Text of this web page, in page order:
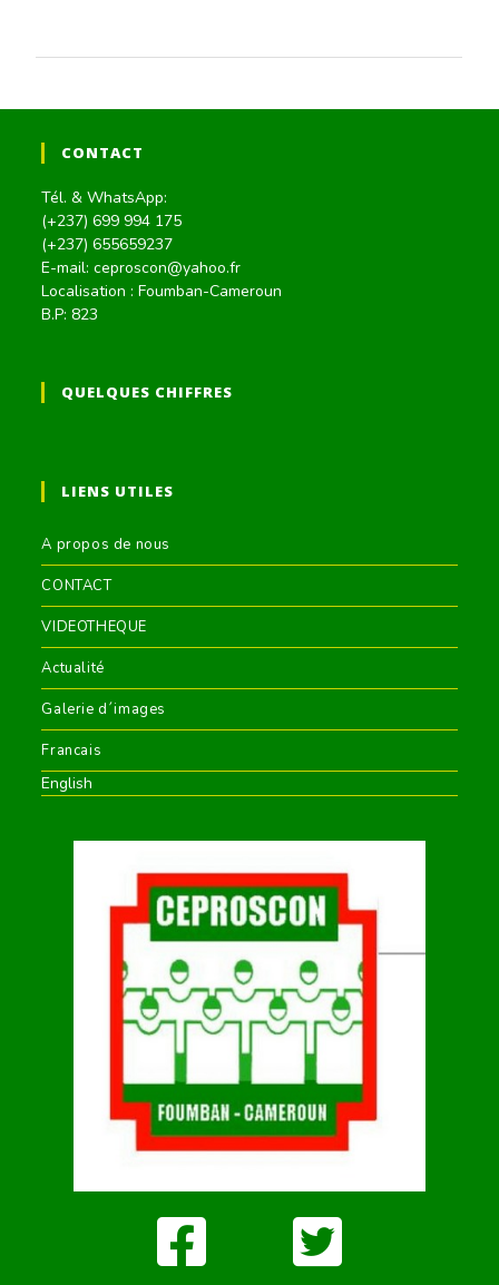
CONTACT
Tél. & WhatsApp:
(+237) 699 994 175
(+237) 655659237
E-mail: ceproscon@yahoo.fr
Localisation : Foumban-Cameroun
B.P: 823
QUELQUES CHIFFRES
LIENS UTILES
A propos de nous
CONTACT
VIDEOTHEQUE
Actualité
Galerie d´images
Francais
English